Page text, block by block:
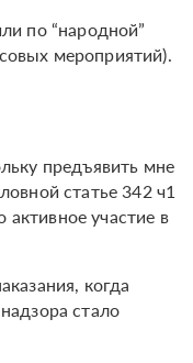
по “народной”
мероприятий).
предъявить мне
статье 342 ч1
участие в
когда
стало